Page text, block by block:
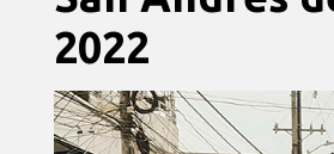
2022